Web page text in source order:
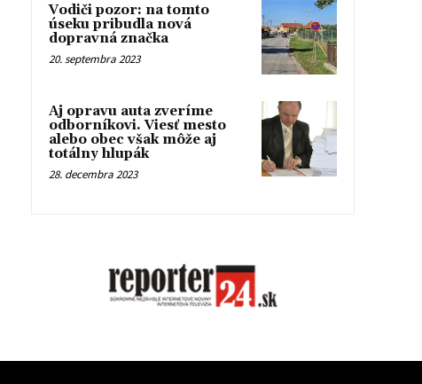
Vodiči pozor: na tomto
úseku pribudla nová
dopravná značka
20. septembra 2023
Aj opravu auta zveríme
odborníkovi. Viesť mesto
alebo obec však môže aj
totálny hlupák
28. decembra 2023